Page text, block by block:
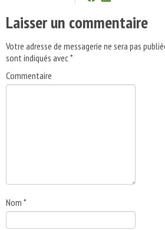
Laisser un commentaire
Votre adresse de messagerie ne sera pas
sont indiqués avec*
Commentaire
Nom *